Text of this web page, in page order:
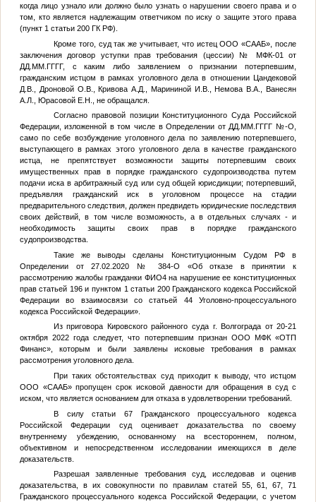
когда лицо узнало или должно было узнать о нарушении своего права и о
том, кто является надлежащим ответчиком по иску о защите этого права
(пункт 1 статьи 200 ГК РФ).
Кроме того, суд так же учитывает, что истец ООО «СААБ», после
заключения договор уступки прав требования (цессии) № МФК-01 от
ДД.ММ.ГГГГ, с каким либо заявлением о признании потерпевшим,
гражданским истцом в рамках уголовного дела в отношении Цандековой
Д.В., Дроновой О.В., Кривова А.Д., Марининой И.В., Немова В.А., Ванесян
А.Л., Юрасовой Е.Н., не обращался.
Согласно правовой позиции Конституционного Суда Российской
Федерации, изложенной в том числе в Определении от ДД.ММ.ГГГГ №-О,
само по себе возбуждение уголовного дела по заявлению потерпевшего,
выступающего в рамках этого уголовного дела в качестве гражданского
истца, не препятствует возможности защиты потерпевшим своих
имущественных прав в порядке гражданского судопроизводства путем
подачи иска в арбитражный суд или суд общей юрисдикции; потерпевший,
предъявляя гражданский иск в уголовном процессе на стадии
предварительного следствия, должен предвидеть юридические последствия
своих действий, в том числе возможность, а в отдельных случаях - и
необходимость защиты своих прав в порядке гражданского
судопроизводства.
Такие же выводы сделаны Конституционным Судом РФ в
Определении от 27.02.2020 № 384-О «Об отказе в принятии к
рассмотрению жалобы гражданки ФИО4на нарушение ее конституционных
прав статьей 196 и пунктом 1 статьи 200 Гражданского кодекса Российской
Федерации во взаимосвязи со статьей 44 Уголовно-процессуального
кодекса Российской Федерации».
Из приговора Кировского районного суда г. Волгограда от 20-21
октября 2022 года следует, что потерпевшим признан ООО МФК «ОТП
Финанс», которым и были заявлены исковые требования в рамках
рассмотрения уголовного дела.
При таких обстоятельствах суд приходит к выводу, что истцом
ООО «СААБ» пропущен срок исковой давности для обращения в суд с
иском, что является основанием для отказа в удовлетворении требований.
В силу статьи 67 Гражданского процессуального кодекса
Российской Федерации суд оценивает доказательства по своему
внутреннему убеждению, основанному на всестороннем, полном,
объективном и непосредственном исследовании имеющихся в деле
доказательств.
Разрешая заявленные требования суд, исследовав и оценив
доказательства, в их совокупности по правилам статей 55, 61, 67, 71
Гражданского процессуального кодекса Российской Федерации, с учетом